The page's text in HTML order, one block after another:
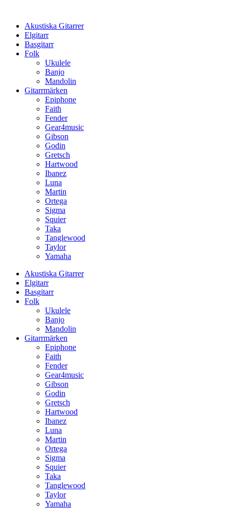
innehållAkustiska Gitarrer
Elgitarr
Basgitarr
Folk
Ukulele
Banjo
Mandolin
Gitarrmärken
Epiphone
Faith
Fender
Gear4music
Gibson
Godin
Gretsch
Hartwood
Ibanez
Luna
Martin
Ortega
Sigma
Squier
Taka
Tanglewood
Taylor
Yamaha
Akustiska Gitarrer
Elgitarr
Basgitarr
Folk
Ukulele
Banjo
Mandolin
Gitarrmärken
Epiphone
Faith
Fender
Gear4music
Gibson
Godin
Gretsch
Hartwood
Ibanez
Luna
Martin
Ortega
Sigma
Squier
Taka
Tanglewood
Taylor
Yamaha